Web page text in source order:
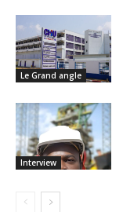
Le Grand angle
Interview